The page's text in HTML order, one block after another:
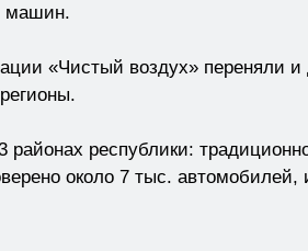
машин.
«Чистый воздух» переняли и
районах республики:
около 7 тыс. автомобилей,